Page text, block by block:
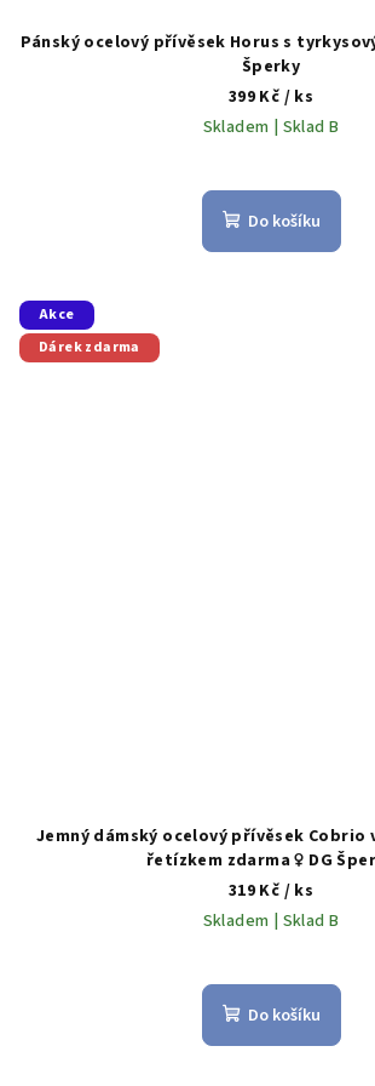
Pánský ocelový přívěsek Horus s
Šperky
399 Kč / ks
Skladem | Sklad B
Do košíku
Akce
Dárek zdarma
Jemný dámský ocelový přívěsek Cobrio
řetízkem zdarma ♀️ DG
319 Kč / ks
Skladem | Sklad B
Do košíku